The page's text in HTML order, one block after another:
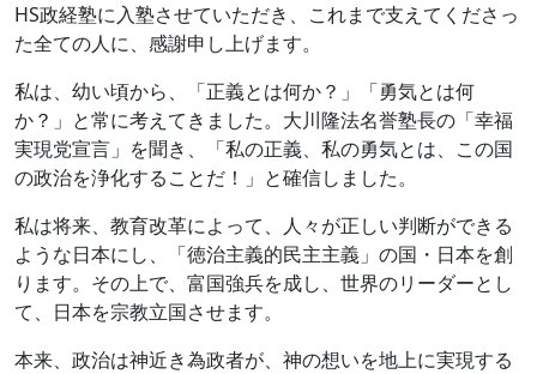
HS政経塾に入塾させていただき、これまで支えてくださっ
た全ての人に、感謝申し上げます。
私は、幼い頃から、「正義とは何か？」「勇気とは何
か？」と常に考えてきました。大川隆法名誉塾長の「幸福
実現党宣言」を聞き、「私の正義、私の勇気とは、この国
の政治を浄化することだ！」と確信しました。
私は将来、教育改革によって、人々が正しい判断ができる
ような日本にし、「徳治主義的民主主義」の国・日本を創
ります。その上で、富国強兵を成し、世界のリーダーとし
て、日本を宗教立国させます。
本来、政治は神近き為政者が、神の想いを地上に実現する